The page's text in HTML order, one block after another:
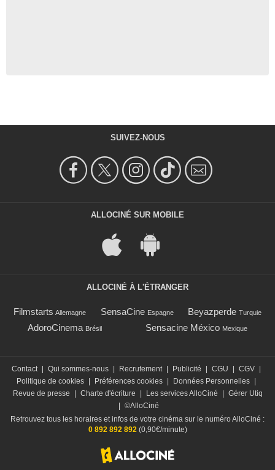
SUIVEZ-NOUS
ALLOCINÉ SUR MOBILE
ALLOCINÉ À L'ÉTRANGER
Filmstarts Allemagne SensaCine Espagne Beyazperde Turquie
AdoroCinema Brésil Sensacine México Mexique
Contact Qui sommes-nous Recrutement Publicité CGU CGV
Politique de cookies
Préférences cookies Données Personnelles
Revue de presse
Charte d'écriture Les services AlloCiné
Gérer Utiq
©AlloCiné
Retrouvez tous les horaires et infos de votre cinéma sur le numéro AlloCiné :
0 892 892 892(0,90€/minute)